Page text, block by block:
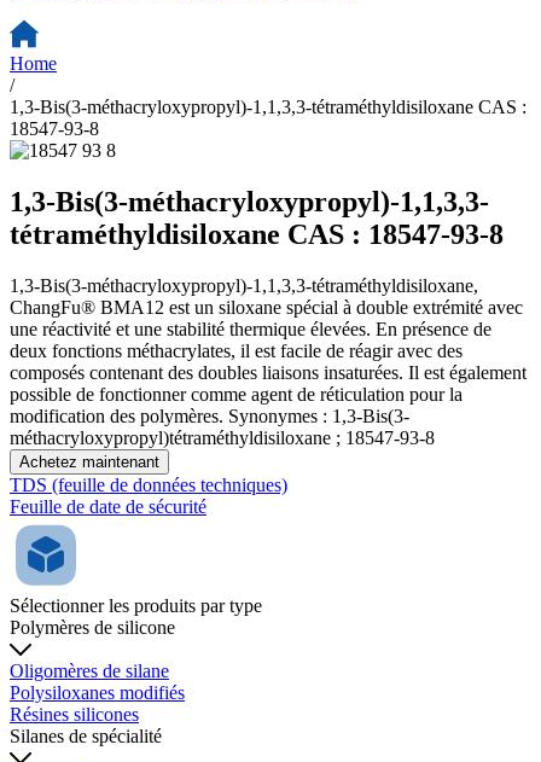
Home
/
1,3-Bis(3-méthacryloxypropyl)-1,1,3,3-tétraméthyldisiloxane CAS :
18547-93-8
1,3-Bis(3-méthacryloxypropyl)-1,1,3,3-
tétraméthyldisiloxane CAS : 18547-93-8
1,3-Bis(3-méthacryloxypropyl)-1,1,3,3-tétraméthyldisiloxane,
ChangFu® BMA12 est un siloxane spécial à double extrémité avec
une réactivité et une stabilité thermique élevées. En présence de
deux fonctions méthacrylates, il est facile de réagir avec des
composés contenant des doubles liaisons insaturées. Il est également
possible de fonctionner comme agent de réticulation pour la
modification des polymères. Synonymes : 1,3-Bis(3-
méthacryloxypropyl)tétraméthyldisiloxane ; 18547-93-8
Achetez maintenant
TDS (feuille de données techniques)
Feuille de date de sécurité
Sélectionner les produits par type
Polymères de silicone
Oligomères de silane
Polysiloxanes modifiés
Résines silicones
Silanes de spécialité